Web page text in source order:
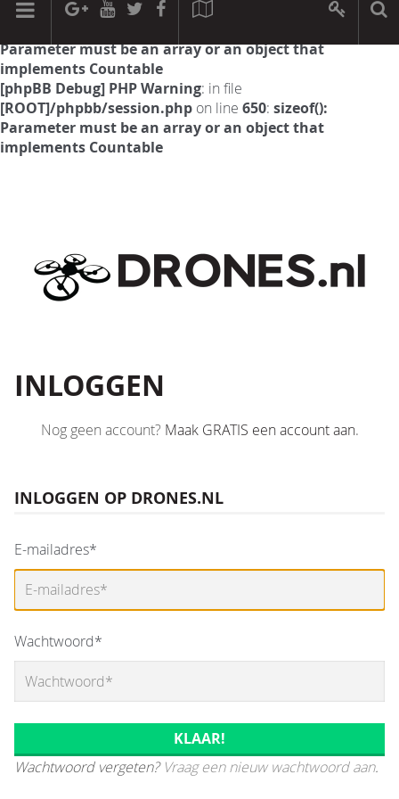
[phpBB Debug] PHP Warning: in file
Parameter must be an array or an object that
implements Countable
[phpBB Debug] PHP Warning: in file
[ROOT]/phpbb/session.php on line 650: sizeof():
Parameter must be an array or an object that
implements Countable
INLOGGEN
Nog geen account? Maak GRATIS een account aan.
INLOGGEN OP DRONES.NL
E-mailadres*
Wachtwoord*
Wachtwoord vergeten? Vraag een nieuw wachtwoord aan.